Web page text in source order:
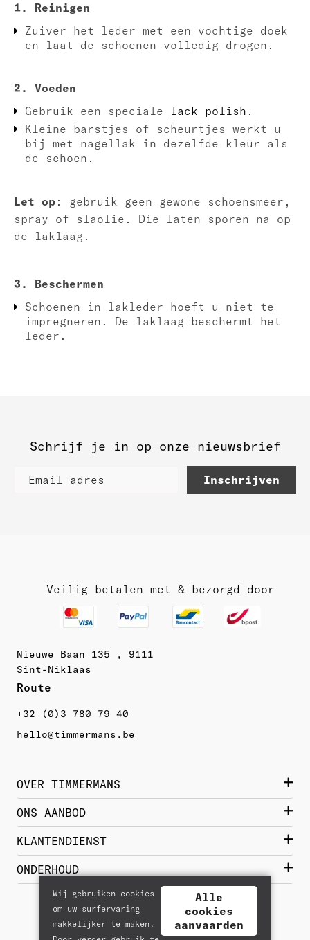
1. Reinigen
Zuiver het leder met een vochtige doek
en laat de schoenen volledig drogen.
2. Voeden
Gebruik een speciale lack polish .
Kleine barstjes of scheurtjes werkt u
bij met nagellak in dezelfde kleur als
de schoen.
Let op : gebruik geen gewone schoensmeer,
spray of slaolie. Die laten sporen na op
de laklaag.
3. Beschermen
Schoenen in lakleder hoeft u niet te
impregneren. De laklaag beschermt het
leder.
Schrijf je in op onze nieuwsbrief
Inschrijven
Veilig betalen met & bezorgd door
Nieuwe Baan 135 , 9111
Sint-Niklaas
Route
+32 (0)3 780 79 40
hello@timmermans.be
OVER TIMMERMANS
Wie zijn we?
Historiek
Merken
Samenwerking
Lookbook
ONS AANBOD
Damesschoenen
Lederwaren
Reizen & Vrije tijd
Accessoires
KLANTENDIENST
Bestellen  & Getrouwheidskorting
Levering & Verzending
Betalen
Terugzenden
ONDERHOUD
Nieuwe schoenen
Glad leder
Wij gebruiken cookies
om uw surfervaring
makkelijker te maken.
Alle
cookies
aanvaarden